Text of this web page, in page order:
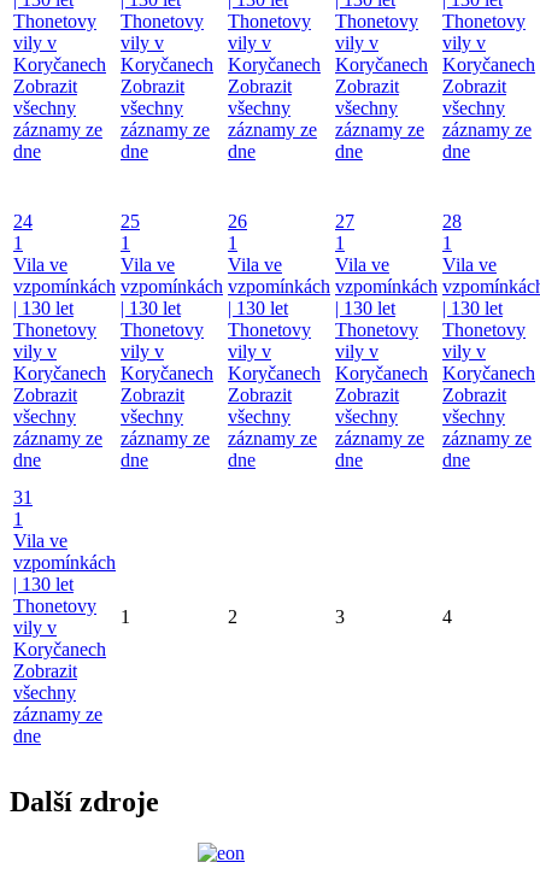
Thonetovy
vily v
Koryčanech
Zobrazit
všechny
záznamy ze
dne
Thonetovy
vily v
Koryčanech
Zobrazit
všechny
záznamy ze
dne
Thonetovy
vily v
Koryčanech
Zobrazit
všechny
záznamy ze
dne
Thonetovy
vily v
Koryčanech
Zobrazit
všechny
záznamy ze
dne
Thonetovy
vily v
Koryčanech
Zobrazit
všechny
záznamy ze
dne
24
1
Vila ve
vzpomínkách
| 130 let
Thonetovy
vily v
Koryčanech
Zobrazit
všechny
záznamy ze
dne
25
1
Vila ve
vzpomínkách
| 130 let
Thonetovy
vily v
Koryčanech
Zobrazit
všechny
záznamy ze
dne
26
1
Vila ve
vzpomínkách
| 130 let
Thonetovy
vily v
Koryčanech
Zobrazit
všechny
záznamy ze
dne
27
1
Vila ve
vzpomínkách
| 130 let
Thonetovy
vily v
Koryčanech
Zobrazit
všechny
záznamy ze
dne
28
1
Vila ve
| 130 let
Thonetovy
vily v
Koryčanech
Zobrazit
všechny
záznamy ze
dne
31
1
Vila ve
vzpomínkách
| 130 let
Thonetovy
vily v
Koryčanech
Zobrazit
všechny
záznamy ze
dne
1 2 3 4
Další zdroje